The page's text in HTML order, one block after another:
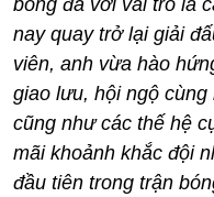
nay quay trở lại giải
viên, anh vừa hào
giao lưu, hội ngộ
cũng như các thế hệ
mãi khoảnh khắc đội
đầu tiên trong trận